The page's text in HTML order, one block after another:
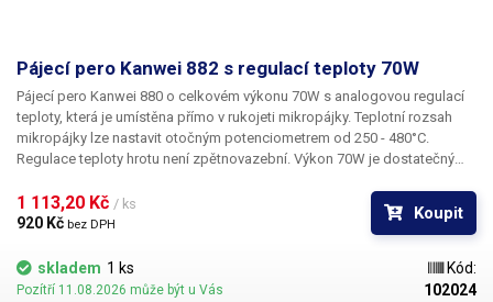
Pájecí pero Kanwei 882 s regulací teploty 70W
Pájecí pero Kanwei 880 o celkovém výkonu 70W s analogovou regulací
teploty, která je umístěna přímo v rukojeti mikropájky. Teplotní rozsah
mikropájky lze nastavit otočným potenciometrem od 250 - 480°C.
Regulace teploty hrotu není zpětnovazební. Výkon 70W je dostatečný
jejich opravu. Mikropájka postrádá základnovou stanici, všechna řídící
elektronika je ukryta v útrobách rukojeti a pájka je tedy snadno
součást servisního kufru. Mikropájka Kanwei 882 používá klasické hroty
řady 900-T, lze si tedy vybrat z naší široké nabídky hrotů všech tvarů pro
1 113,20 Kč / ks
920 Kč bez DPH
Koupit
skladem 1 ks
Pozítří 11.08.2026 může být u Vás
Kód:
102024